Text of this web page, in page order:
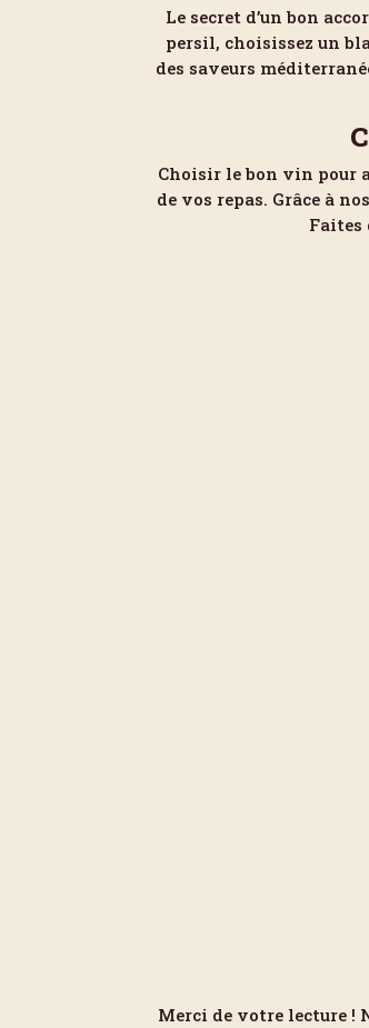
Le secret d’un bon
persil, choisissez un
des saveurs
Choisir le bon vin pour
de vos repas. Grâce à nos
Faites
Merci de votre lecture !